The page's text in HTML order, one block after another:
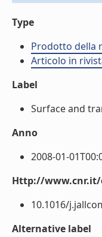
Type
Prodotto della
Articolo in
Label
Surface and
Anno
2008-01-
Http://
10.1016/
Alternative label